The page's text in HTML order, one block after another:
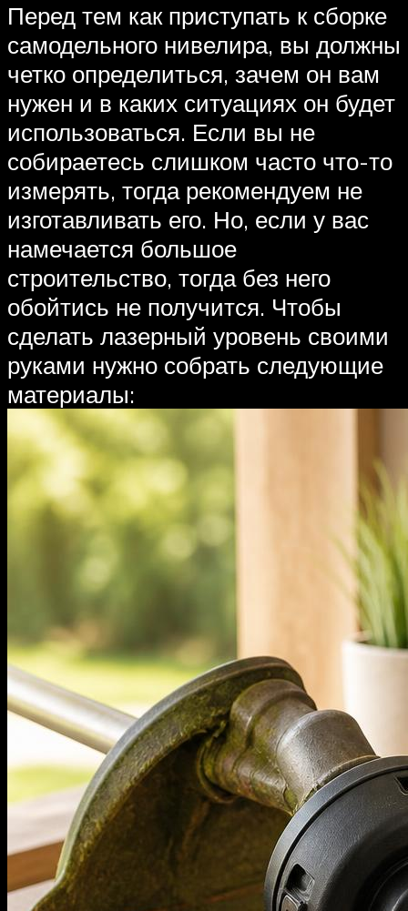
Перед тем как приступать к сборке
самодельного нивелира, вы должны
четко определиться, зачем он вам
нужен и в каких ситуациях он будет
использоваться. Если вы не
собираетесь слишком часто что-то
измерять, тогда рекомендуем не
изготавливать его. Но, если у вас
намечается большое
строительство, тогда без него
обойтись не получится. Чтобы
сделать лазерный уровень своими
руками нужно собрать следующие
материалы: